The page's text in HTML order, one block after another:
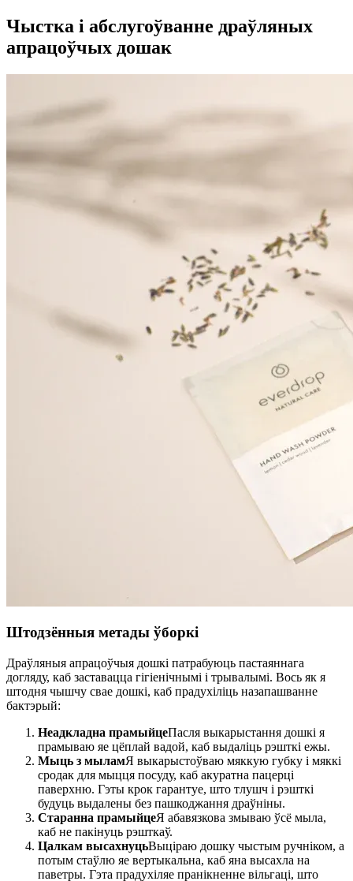
Чыстка і абслугоўванне драўляных
апрацоўчых дошак
Штодзённыя метады ўборкі
Драўляныя апрацоўчыя дошкі патрабуюць пастаяннага
догляду, каб заставацца гігіенічнымі і трывалымі. Вось як я
штодня чышчу свае дошкі, каб прадухіліць назапашванне
бактэрый:
Неадкладна прамыйцеПасля выкарыстання дошкі я
прамываю яе цёплай вадой, каб выдаліць рэшткі ежы.
Мыць з мыламЯ выкарыстоўваю мяккую губку і мяккі
сродак для мыцця посуду, каб акуратна пацерці
паверхню. Гэты крок гарантуе, што тлушч і рэшткі
будуць выдалены без пашкоджання драўніны.
Старанна прамыйцеЯ абавязкова змываю ўсё мыла,
каб не пакінуць рэшткаў.
Цалкам высахнуцьВыціраю дошку чыстым ручніком, а
потым стаўлю яе вертыкальна, каб яна высахла на
паветры. Гэта прадухіляе пранікненне вільгаці, што